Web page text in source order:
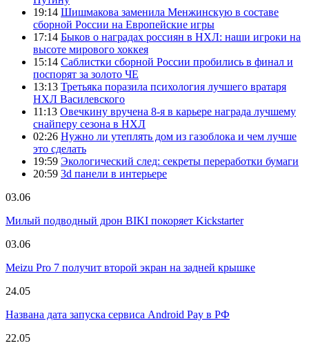
19:14 Шишмакова заменила Менжинскую в составе
сборной России на Европейские игры
17:14 Быков о наградах россиян в НХЛ: наши игроки на
высоте мирового хоккея
15:14 Саблистки сборной России пробились в финал и
поспорят за золото ЧЕ
13:13 Третьяка поразила психология лучшего вратаря
НХЛ Василевского
11:13 Овечкину вручена 8-я в карьере награда лучшему
снайперу сезона в НХЛ
02:26 Нужно ли утеплять дом из газоблока и чем лучше
это сделать
19:59 Экологический след: секреты переработки бумаги
20:59 3d панели в интерьере
03.06
Милый подводный дрон BIKI покоряет Kickstarter
03.06
Meizu Pro 7 получит второй экран на задней крышке
24.05
Названа дата запуска сервиса Android Pay в РФ
22.05